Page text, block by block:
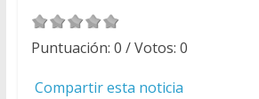
Puntuación: 0 / Votos: 0
Compartir esta noticia